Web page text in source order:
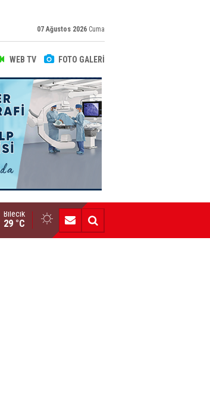
07 Ağustos 2026 Cuma
WEB TV FOTO GALERİ
Yeni Yazarımız İbrahim Kılınç Gazetemizde
Bilecik
29 °C